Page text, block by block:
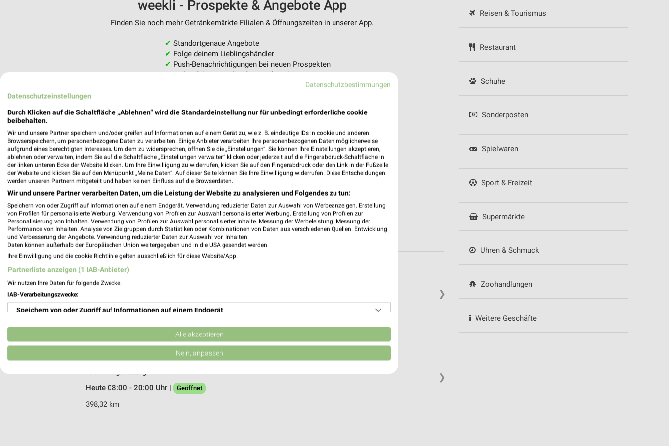
Reisen & Tourismus
Restaurant
Schuhe
Sonderposten
Spielwaren
Sport & Freizeit
Supermärkte
Uhren & Schmuck
Zoohandlungen
Weitere Geschäfte
weekli - Prospekte & Angebote App
Finden Sie noch mehr Getränkemärkte Filialen & Öffnungszeiten in unserer App.
✔ Standortgenaue Angebote
✔ Folge deinem Lieblingshändler
✔ Push-Benachrichtigungen bei neuen Prospekten
✔Einkaufsliste - Einkauf stressfrei planen
❯
trinkgut Obertraubling
93083 Obertraubling
Heute 08:00 - 20:00 Uhr | Geöffnet
❯
Netto Getränke-Markt Regensburg
Im Gewerbepark 57 (C78)
93059 Regensburg
Heute 08:00 - 20:00 Uhr |
Geöffnet
398,32 km
Datenschutzbestimmungen
Datenschutzeinstellungen
Durch Klicken auf die Schaltfläche „Ablehnen“ wird die Standardeinstellung nur für unbedingt erforderliche cookie
beibehalten.
Wir und unsere Partner speichern und/oder greifen auf Informationen auf einem Gerät zu, wie z. B. eindeutige IDs in cookie und anderen
Browserspeichern, um personenbezogene Daten zu verarbeiten. Einige Anbieter verarbeiten Ihre personenbezogenen Daten möglicherweise
aufgrund eines berechtigten Interesses. Um dem zu widersprechen, öffnen Sie die „Einstellungen“. Sie können Ihre Einstellungen akzeptieren,
ablehnen oder verwalten, indem Sie auf die Schaltfläche „Einstellungen verwalten“ klicken oder jederzeit auf die Fingerabdruck-Schaltfläche in
der linken unteren Ecke der Website klicken. Um Ihre Einwilligung zu widerrufen, klicken Sie auf den Fingerabdruck oder den Link in der Fußzeile
der Website und klicken Sie auf den Menüpunkt „Meine Daten“. Auf dieser Seite können Sie Ihre Einwilligung widerrufen. Diese Entscheidungen
werden unseren Partnern mitgeteilt und haben keinen Einfluss auf die Browserdaten.
Wir und unsere Partner verarbeiten Daten, um die Leistung der Website zu analysieren und Folgendes zu tun:
Speichern von oder Zugriff auf Informationen auf einem Endgerät. Verwendung reduzierter Daten zur Auswahl von Werbeanzeigen. Erstellung
von Profilen für personalisierte Werbung. Verwendung von Profilen zur Auswahl personalisierter Werbung. Erstellung von Profilen zur
Personalisierung von Inhalten. Verwendung von Profilen zur Auswahl personalisierter Inhalte. Messung der Werbeleistung. Messung der
Performance von Inhalten. Analyse von Zielgruppen durch Statistiken oder Kombinationen von Daten aus verschiedenen Quellen. Entwicklung
und Verbesserung der Angebote. Verwendung reduzierter Daten zur Auswahl von Inhalten.
Daten können außerhalb der Europäischen Union weitergegeben und in die USA gesendet werden.
Ihre Einwilligung und die cookie Richtlinie gelten ausschließlich für diese Website/App.
Partnerliste anzeigen (1 IAB-Anbieter)
Wir nutzen Ihre Daten für folgende Zwecke:
IAB-Verarbeitungszwecke:
Speichern von oder Zugriff auf Informationen auf einem Endgerät
Verwendung reduzierter Daten zur Auswahl von Werbeanzeigen
Erstellung von Profilen für personalisierte Werbung
Erstellung von Profilen zur Personalisierung von Inhalten
Alle akzeptieren
Nein, anpassen